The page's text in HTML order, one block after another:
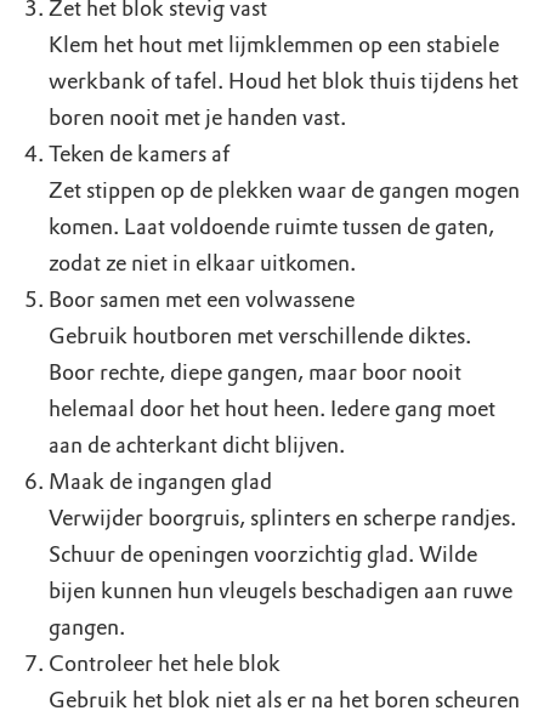
Zet het blok stevig vast
Klem het hout met lijmklemmen op een stabiele
werkbank of tafel. Houd het blok thuis tijdens het
boren nooit met je handen vast.
Teken de kamers af
Zet stippen op de plekken waar de gangen mogen
komen. Laat voldoende ruimte tussen de gaten,
zodat ze niet in elkaar uitkomen.
Boor samen met een volwassene
Gebruik houtboren met verschillende diktes.
Boor rechte, diepe gangen, maar boor nooit
helemaal door het hout heen. Iedere gang moet
aan de achterkant dicht blijven.
Maak de ingangen glad
Verwijder boorgruis, splinters en scherpe randjes.
Schuur de openingen voorzichtig glad. Wilde
bijen kunnen hun vleugels beschadigen aan ruwe
gangen.
Controleer het hele blok
Gebruik het blok niet als er na het boren scheuren